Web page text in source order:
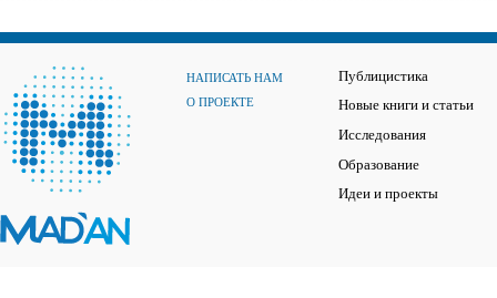
НАПИСАТЬ НАМ
О ПРОЕКТЕ
Публицистика
Новые книги и статьи
Исследования
Образование
Идеи и проекты